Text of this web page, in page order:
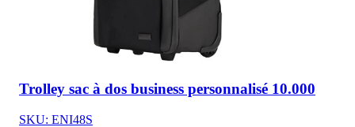
Trolley sac à dos business personnalisé 10.000
SKU: ENI48S